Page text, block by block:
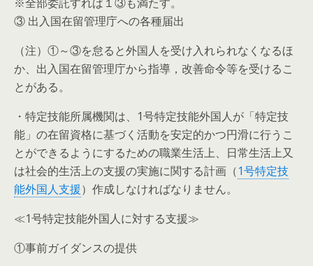
③ 出入国在留管理庁への各種届出
（注）①～③を怠ると外国人を受け入れられなくなるほ
か、出入国在留管理庁から指導，改善命令等を受けるこ
とがある。
・特定技能所属機関は、1号特定技能外国人が「特定技
能」の在留資格に基づく活動を安定的かつ円滑に行うこ
とができるようにするための職業生活上、日常生活上又
は社会的生活上の支援の実施に関する計画（1号特定技
能外国人支援）作成しなければなりません。
≪1号特定技能外国人に対する支援≫
①事前ガイダンスの提供